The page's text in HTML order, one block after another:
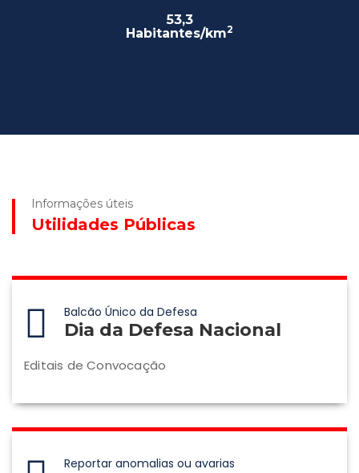
53,3
Habitantes/km2
Informações úteis
Utilidades Públicas
Balcão Único da Defesa
Dia da Defesa Nacional
Editais de Convocação
Reportar anomalias ou avarias